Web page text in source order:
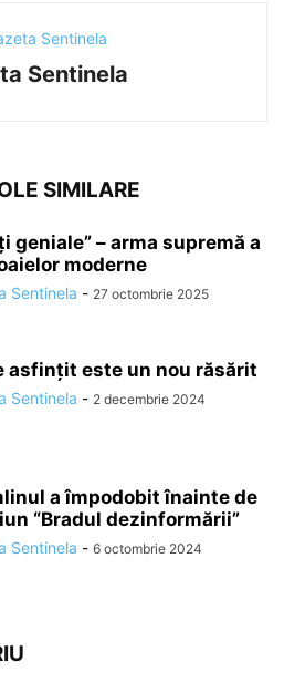
Sentinela
SIMILARE
geniale” – arma supremă a
moderne
Sentinela - 27 octombrie 2025
asfințit este un nou răsărit
Sentinela - 2 decembrie 2024
a împodobit înainte de
“Bradul dezinformării”
Sentinela - 6 octombrie 2024